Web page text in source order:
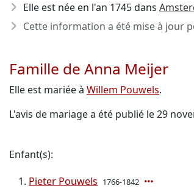
Elle est née en l'an 1745dans
Cette information a été mise à jour
Famille de Anna Meijer
Elle est mariée à Willem Pouwels.
L'avis de mariage a été publié le 29
Enfant(s):
Pieter Pouwels 1766-1842